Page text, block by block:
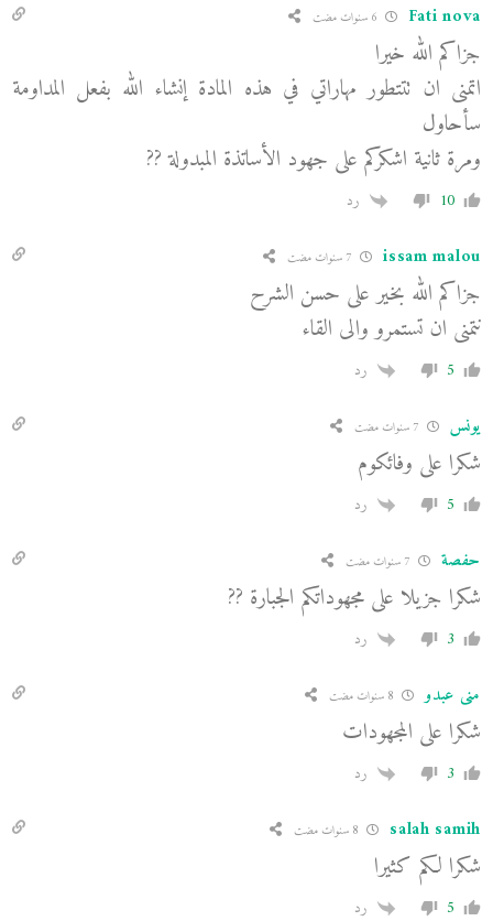
Fati nova
جزاكم الله خيرا
اتمنى ان تتتطور مهاراتي في هذه المادة إنشاء الله بفعل المداومة
سأحاول
ومرة ثانية اشكركم على جهود الأساتذة المبدولة ??
10 رد
issam malou
جزاكم الله بخير على حسن الشرح
نتمنى ان تستمرو والى القاء
5 رد
يونس
شكرا على وفائكوم
5 رد
حفصة
شكرا جزيلا على مجهوداتكم الجبارة ??
3 رد
منى عبدو
شكرا على المجهودات
3 رد
salah samih
شكرا لكم كثيرا
5 رد